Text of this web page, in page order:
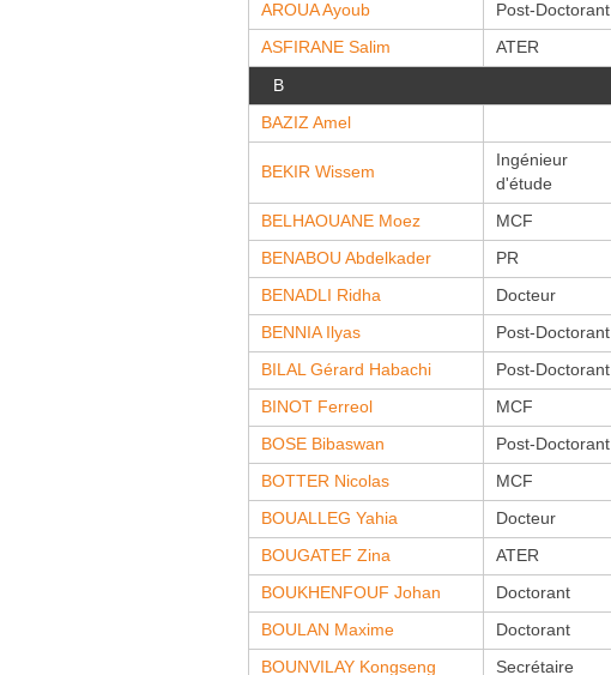
AROUA Ayoub Post-Doctorant
ASFIRANE Salim ATER
B
BAZIZ Amel
BEKIR Wissem
Ingénieur
d'étude
BELHAOUANE Moez MCF
BENABOU Abdelkader PR
BENADLI Ridha Docteur
BENNIA Ilyas Post-Doctorant
BILAL Gérard Habachi Post-Doctorant
BINOT Ferreol MCF
BOSE Bibaswan Post-Doctorant
BOTTER Nicolas MCF
BOUALLEG Yahia Docteur
BOUGATEF Zina ATER
BOUKHENFOUF Johan Doctorant
BOULAN Maxime Doctorant
BOUNVILAY Kongseng Secrétaire